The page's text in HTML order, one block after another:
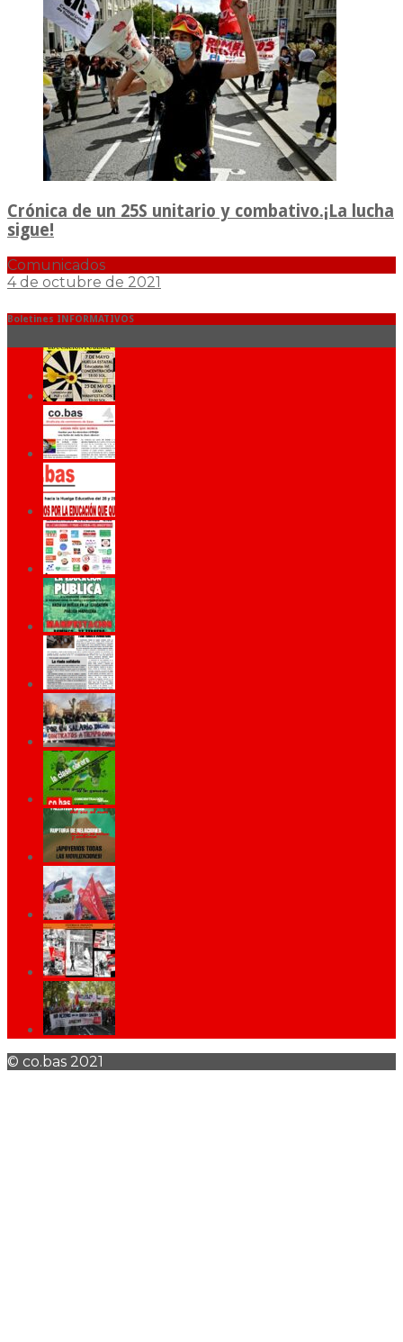
Crónica de un 25S unitario y combativo.¡La lucha
sigue!
Comunicados
4 de octubre de 2021
Boletines INFORMATIVOS
© co.bas 2021